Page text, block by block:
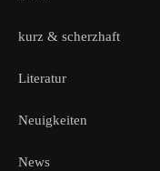
kurz & scherzhaft
Literatur
Neuigkeiten
News